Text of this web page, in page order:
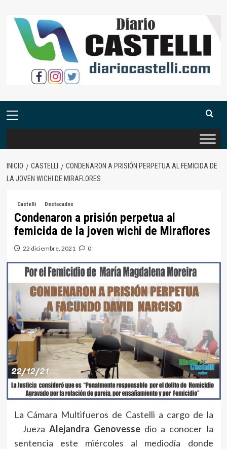
contenido
Menú
INICIO CASTELLI
CONDENARON A PRISIÓN PERPETUA AL FEMICIDA DE
LA JOVEN WICHI DE MIRAFLORES
Castelli Destacados
Condenaron a prisión perpetua al
femicida de la joven wichi de Miraflores
22 diciembre, 2021 0
La Cámara Multifueros de Castelli a cargo de la
Jueza Alejandra Genovesse dio a conocer la
sentencia este miércoles al mediodía donde